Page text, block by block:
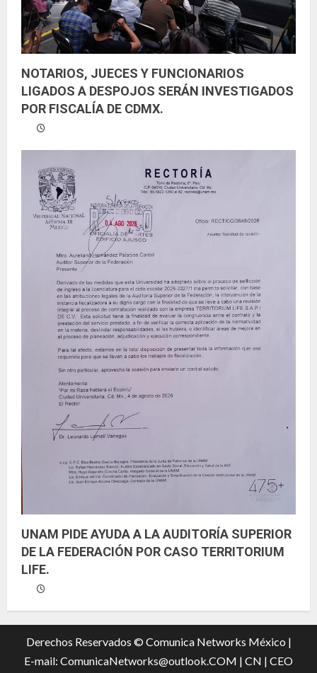
NOTARIOS, JUECES Y FUNCIONARIOS
LIGADOS A DESPOJOS SERÁN INVESTIGADOS
POR FISCALÍA DE CDMX.
UNAM PIDE AYUDA A LA AUDITORÍA SUPERIOR
DE LA FEDERACIÓN POR CASO TERRITORIUM
LIFE.
Derechos Reservados © Comunica Networks México |
E-mail: ComunicaNetworks@outlook.COM | CN | CEO